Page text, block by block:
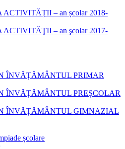
– an școlar 2018-
– an şcolar 2017-
ÎNVĂȚĂMÂNTUL PRIMAR
ÎNVĂȚĂMÂNTUL PREȘCOLAR
ÎNVĂȚĂMÂNTUL GIMNAZIAL
școlare